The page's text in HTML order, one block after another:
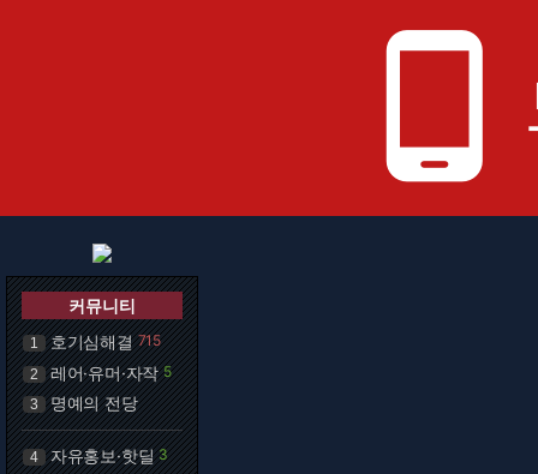
phone_android
커뮤니티
1 호기심해결 715
2 레어·유머·자작 5
3 명예의 전당
4 자유홍보·핫딜 3